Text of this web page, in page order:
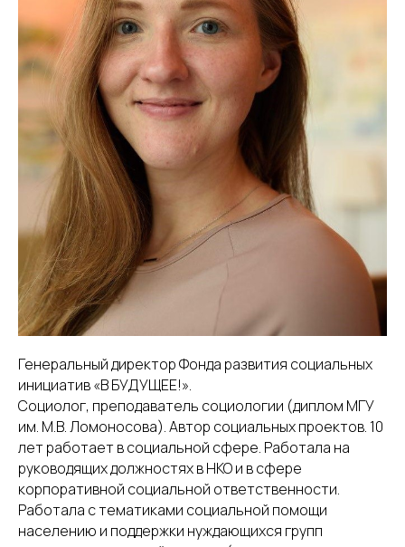
Генеральный директор Фонда развития социальных
инициатив «В БУДУЩЕЕ!».
Социолог, преподаватель социологии (диплом МГУ
им. М.В. Ломоносова). Автор социальных проектов. 10
лет работает в социальной сфере. Работала на
руководящих должностях в НКО и в сфере
корпоративной социальной ответственности.
Работала с тематиками социальной помощи
населению и поддержки нуждающихся групп